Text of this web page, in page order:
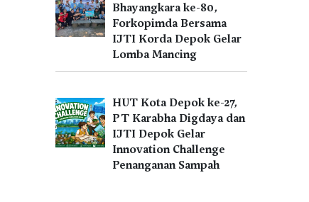
Bhayangkara ke-80,
Forkopimda Bersama
IJTI Korda Depok Gelar
Lomba Mancing
HUT Kota Depok ke-27,
PT Karabha Digdaya dan
IJTI Depok Gelar
Innovation Challenge
Penanganan Sampah